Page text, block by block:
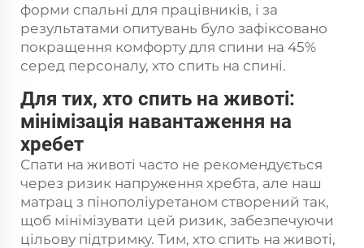
форми спальні для працівників, і за
результатами опитувань було зафіксовано
покращення комфорту для спини на 45%
серед персоналу, хто спить на спині.
Для тих, хто спить на животі:
мінімізація навантаження на
хребет
Спати на животі часто не рекомендується
через ризик напруження хребта, але наш
матрац з пінополіуретаном створений так,
щоб мінімізувати цей ризик, забезпечуючи
цільову підтримку. Тим, хто спить на животі,